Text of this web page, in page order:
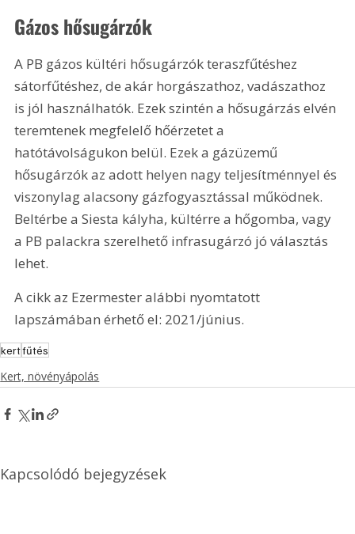
Gázos hősugárzók
A PB gázos kültéri hősugárzók teraszfűtéshez
sátorfűtéshez, de akár horgászathoz, vadászathoz
is jól használhatók. Ezek szintén a hősugárzás elvén
teremtenek megfelelő hőérzetet a
hatótávolságukon belül. Ezek a gázüzemű
hősugárzók az adott helyen nagy teljesítménnyel és
viszonylag alacsony gázfogyasztással működnek.
Beltérbe a Siesta kályha, kültérre a hőgomba, vagy
a PB palackra szerelhető infrasugárzó jó választás
lehet.
A cikk az Ezermester alábbi nyomtatott
lapszámában érhető el: 2021/június.
kertfűtés
Kert, növényápolás
Kapcsolódó bejegyzések